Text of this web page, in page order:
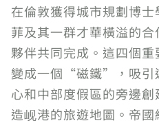
在倫敦獲得城市規劃博
菲及其一群才華橫溢的
夥伴共同完成。這四個
變成一個“磁鐵”，吸引
心和中部度假區的旁邊
造岘港的旅遊地圖。帝